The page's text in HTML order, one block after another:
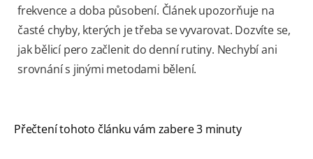
frekvence a doba působení. Článek upozorňuje na
časté chyby, kterých je třeba se vyvarovat. Dozvíte se,
jak bělicí pero začlenit do denní rutiny. Nechybí ani
srovnání s jinými metodami bělení.
Přečtení tohoto článku vám zabere 3 minuty